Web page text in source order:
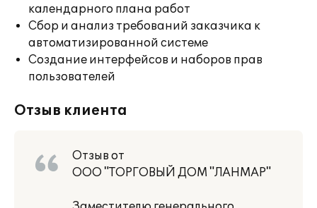
календарного плана работ
Сбор и анализ требований заказчика к
автоматизированной системе
Создание интерфейсов и наборов прав
пользователей
Отзыв клиента
Отзыв от
ООО "ТОРГОВЫЙ ДОМ "ЛАНМАР"